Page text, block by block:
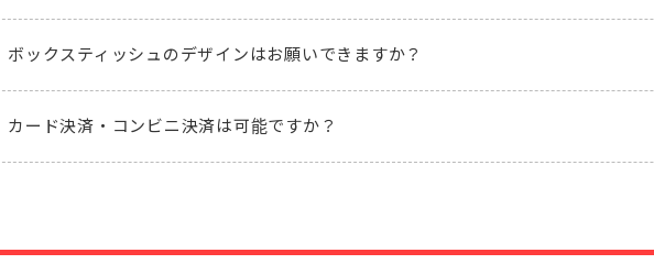
ボックスティッシュのデザインはお願いできますか？
カード決済・コンビニ決済は可能ですか？